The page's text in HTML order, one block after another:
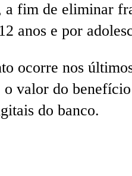
fim de eliminar
anos e por
ocorre nos
valor do
do banco.